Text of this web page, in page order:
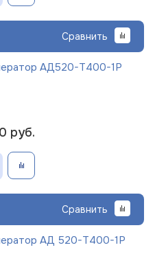
Сравнить
АД520-Т400-1Р
руб.
Сравнить
АД 520-Т400-1Р